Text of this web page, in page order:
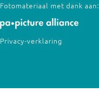
Fotomateriaal met dank aan:
Privacy-verklaring